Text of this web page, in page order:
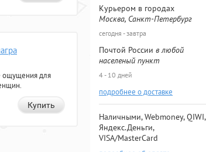
ощущения для
Купить
Курьером в городах
Москва, Санкт-Петербург
сегодня - завтра
Почтой России в любой
населеный пункт
4 - 10 дней
подробнее о доставке
Наличными, Webmoney, QIWI,
Яндекс.Деньги,
VISA/MasterCard